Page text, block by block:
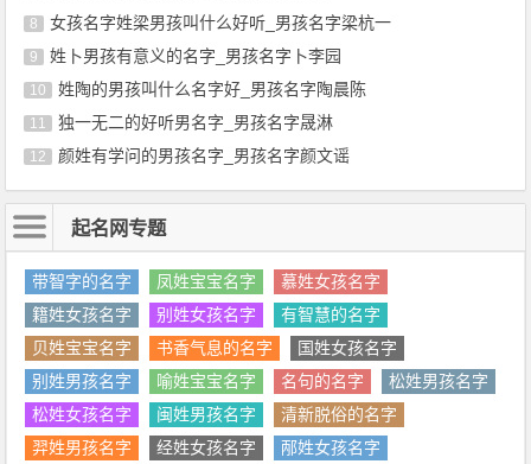
8 女孩名字姓梁男孩叫什么好听_男孩名字梁杭一
9 姓卜男孩有意义的名字_男孩名字卜李园
10 姓陶的男孩叫什么名字好_男孩名字陶晨陈
11 独一无二的好听男名字_男孩名字晟淋
12 颜姓有学问的男孩名字_男孩名字颜文谣
起名网专题
带智字的名字 凤姓宝宝名字
慕姓女孩名字
籍姓女孩名字
别姓女孩名字
有智慧的名字
贝姓宝宝名字
书香气息的名字
国姓女孩名字
别姓男孩名字
喻姓宝宝名字 名句的名字
松姓男孩名字
松姓女孩名字
闽姓男孩名字
清新脱俗的名字
羿姓男孩名字
经姓女孩名字
邴姓女孩名字